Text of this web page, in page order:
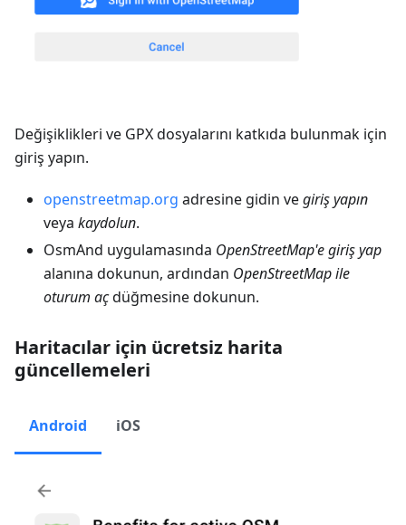
Değişiklikleri ve GPX dosyalarını katkıda bulunmak için
giriş yapın.
openstreetmap.org adresine gidin vegiriş yapın
veya kaydolun.
OsmAnd uygulamasında OpenStreetMap'e giriş yap
alanına dokunun, ardından OpenStreetMap ile
oturum açdüğmesine dokunun.
Haritacılar için ücretsiz harita
güncellemeleri
Android iOS